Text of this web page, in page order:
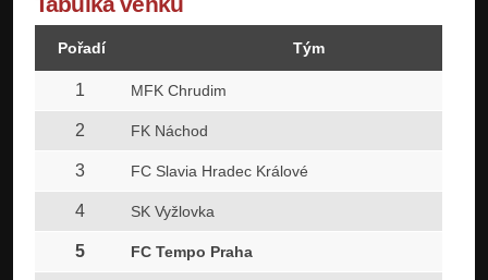
Pořadí Tým
1 MFK Chrudim
2 FK Náchod
3 FC Slavia Hradec Králové
4 SK Vyžlovka
5 FC Tempo Praha